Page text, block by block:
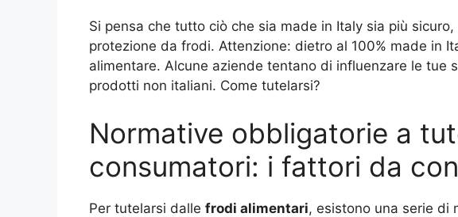
Si pensa che tutto ciò che sia made in Italy sia più
protezione da frodi. Attenzione: dietro al 100% made in
alimentare. Alcune aziende tentano di influenzare le tue
prodotti non italiani. Come tutelarsi?
Normative obbligatorie a
consumatori: i fattori da
Per tutelarsi dalle frodi alimentari, esistono una serie di